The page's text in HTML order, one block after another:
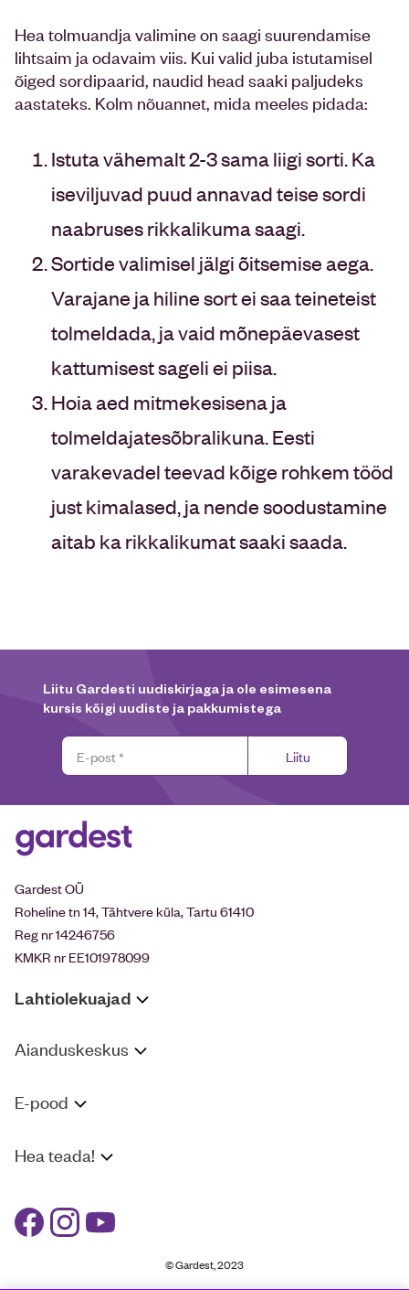
Hea tolmuandja valimine on saagi suurendamise
lihtsaim ja odavaim viis. Kui valid juba istutamisel
õiged sordipaarid, naudid head saaki paljudeks
aastateks. Kolm nõuannet, mida meeles pidada:
Istuta vähemalt 2-3 sama liigi sorti. Ka
iseviljuvad puud annavad teise sordi
naabruses rikkalikuma saagi.
Sortide valimisel jälgi õitsemise aega.
Varajane ja hiline sort ei saa teineteist
tolmeldada, ja vaid mõnepäevasest
kattumisest sageli ei piisa.
Hoia aed mitmekesisena ja
tolmeldajatesõbralikuna. Eesti
varakevadel teevad kõige rohkem tööd
just kimalased, ja nende soodustamine
aitab ka rikkalikumat saaki saada.
Liitu Gardesti uudiskirjaga ja ole esimesena
kursis kõigi uudiste ja pakkumistega
Liitu
Gardest OÜ
Roheline tn 14, Tähtvere küla, Tartu 61410
Reg nr 14246756
KMKR nr EE101978099
Lahtiolekuajad
Aianduskeskus
E-pood
Hea teada!
© Gardest, 2023